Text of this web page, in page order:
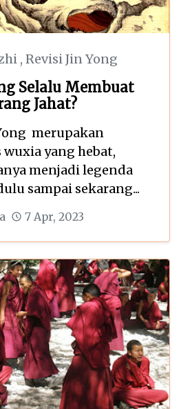
, Revisi Jin Yong
Selalu Membuat
Jahat?
merupakan
yang hebat,
menjadi legenda
sampai sekarang...
7 Apr, 2023